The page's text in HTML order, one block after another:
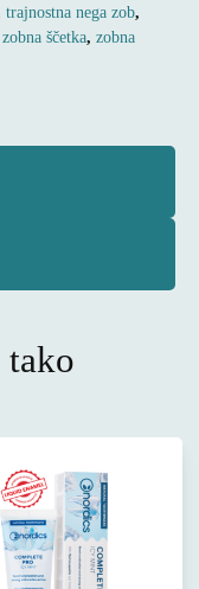
trajnostna nega zob,
ščetka, zobna
tako